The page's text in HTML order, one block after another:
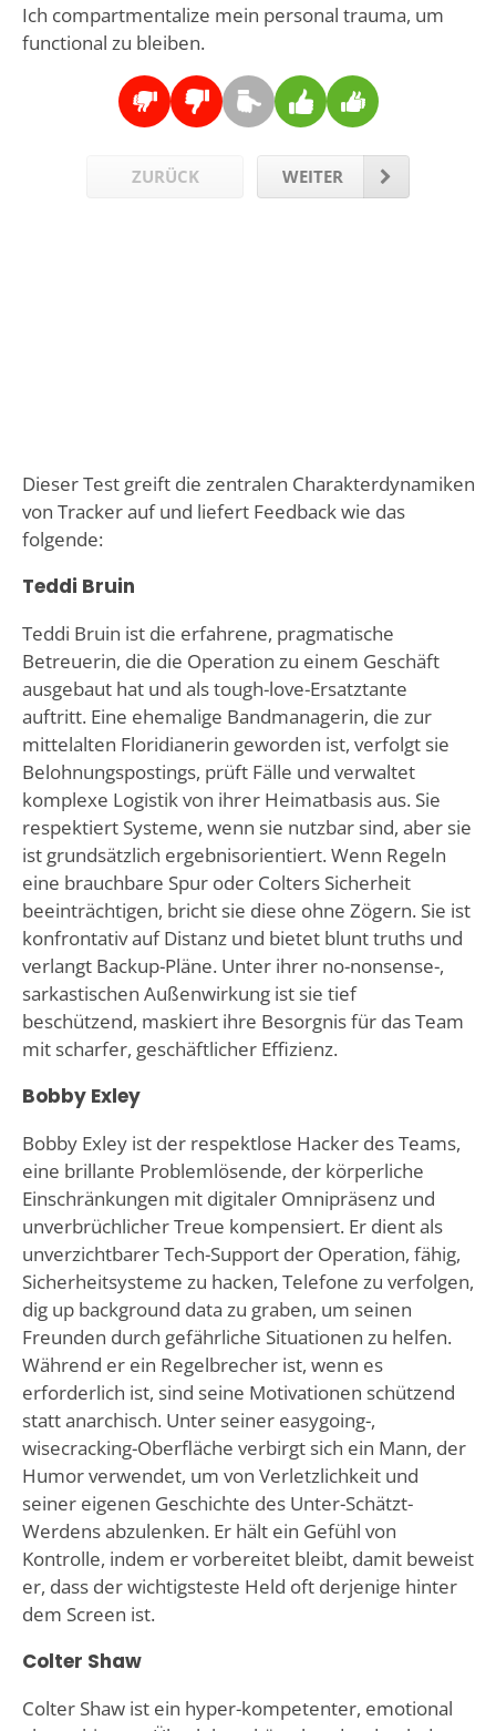
Ich compartmentalize mein personal trauma, um
functional zu bleiben.
ZURÜCK WEITER
Dieser Test greift die zentralen Charakterdynamiken
von Tracker auf und liefert Feedback wie das
folgende:
Teddi Bruin
Teddi Bruin ist die erfahrene, pragmatische
Betreuerin, die die Operation zu einem Geschäft
ausgebaut hat und als tough-love-Ersatztante
auftritt. Eine ehemalige Bandmanagerin, die zur
mittelalten Floridianerin geworden ist, verfolgt sie
Belohnungspostings, prüft Fälle und verwaltet
komplexe Logistik von ihrer Heimatbasis aus. Sie
respektiert Systeme, wenn sie nutzbar sind, aber sie
ist grundsätzlich ergebnisorientiert. Wenn Regeln
eine brauchbare Spur oder Colters Sicherheit
beeinträchtigen, bricht sie diese ohne Zögern. Sie ist
konfrontativ auf Distanz und bietet blunt truths und
verlangt Backup-Pläne. Unter ihrer no-nonsense-,
sarkastischen Außenwirkung ist sie tief
beschützend, maskiert ihre Besorgnis für das Team
mit scharfer, geschäftlicher Effizienz.
Bobby Exley
Bobby Exley ist der respektlose Hacker des Teams,
eine brillante Problemlösende, der körperliche
Einschränkungen mit digitaler Omnipräsenz und
unverbrüchlicher Treue kompensiert. Er dient als
unverzichtbarer Tech-Support der Operation, fähig,
Sicherheitsysteme zu hacken, Telefone zu verfolgen,
dig up background data zu graben, um seinen
Freunden durch gefährliche Situationen zu helfen.
Während er ein Regelbrecher ist, wenn es
erforderlich ist, sind seine Motivationen schützend
statt anarchisch. Unter seiner easygoing-,
wisecracking-Oberfläche verbirgt sich ein Mann, der
Humor verwendet, um von Verletzlichkeit und
seiner eigenen Geschichte des Unter-Schätzt-
Werdens abzulenken. Er hält ein Gefühl von
Kontrolle, indem er vorbereitet bleibt, damit beweist
er, dass der wichtigsteste Held oft derjenige hinter
dem Screen ist.
Colter Shaw
Colter Shaw ist ein hyper-kompetenter, emotional